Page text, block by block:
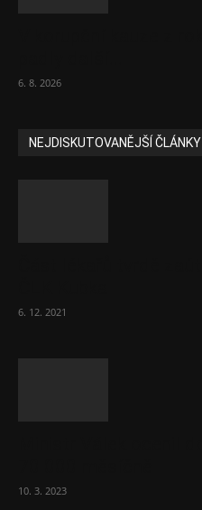
6. 8. 2026
NEJDISKUTOVANĚJŠÍ ČLÁNKY
6. 12. 2021
10. 3. 2023